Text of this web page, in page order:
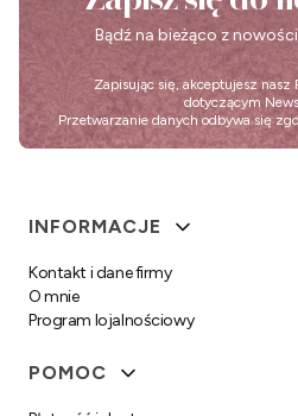
Bądź na bieżąco z
Zapisując się, akceptujesz nasz
dotyczącym
Przetwarzanie danych odbywa się
Linki w stopce
INFORMACJE
Kontakt i dane firmy
O mnie
Program lojalnościowy
POMOC